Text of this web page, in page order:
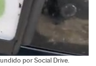
por Social Drive.